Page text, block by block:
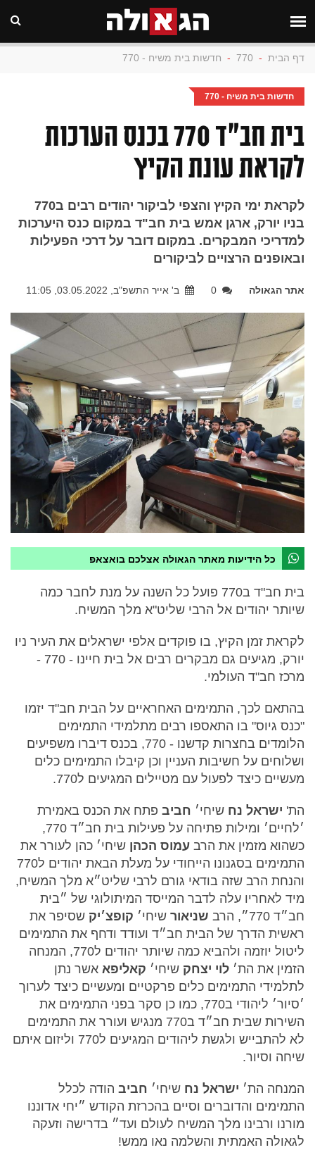
דף הבית -
770
- חדשות בית משיח - 770
חדשות בית משיח - 770
בית חב"ד 770 בכנס הערכות
לקראת עונת הקיץ
לקראת ימי הקיץ והצפי לביקור יהודים רבים ב770
בניו יורק, ארגן אמש בית חב"ד במקום כנס היערכות
למדריכי המבקרים. במקום דובר על דרכי הפעילות
ובאופנים הרצויים לביקורים
אתר הגאולה 0 ב' אייר התשפ"ב, 03.05.2022, 11:05
כל הידיעות מאתר הגאולה אצלכם בואצאפ
בית חב"ד ב770 פועל כל השנה על מנת לחבר כמה
שיותר יהודים אל הרבי שליט"א מלך המשיח.
לקראת זמן הקיץ, בו פוקדים אלפי ישראלים את העיר ניו
יורק, מגיעים גם מבקרים רבים אל בית חיינו - 770 -
מרכז חב"ד העולמי.
בהתאם לכך, התמימים האחראיים על הבית חב"ד יזמו
"כנס גיוס" בו התאספו רבים מתלמידי התמימים
הלומדים בחצרות קדשנו - 770, בכנס דיברו משפיעים
ושלוחים על חשיבות העניין וכן קיבלו התמימים כלים
מעשיים כיצד לפעול עם מטיילים המגיעים ל770.
הת' ישראל נח שיחי׳ חביב פתח את הכנס באמירת
׳לחיים׳ ומילות פתיחה על פעילות בית חב״ד 770,
כשהוא מזמין את הרב עמוס הכהן שיחי׳ כהן לעורר את
התמימים בסגנונו הייחודי על מעלת הבאת יהודים ל770
והנחת הרב שזה בודאי גורם לרבי שליט״א מלך המשיח,
מיד לאחריו עלה לדבר המייסד המיתולוגי של ״בית
חב״ד 770״, הרב
שניאור שיחי׳ קופצ׳יק שסיפר את
ראשית הדרך של הבית חב״ד ועודד ודחף את התמימים
ליטול יוזמה ולהביא כמה שיותר יהודים ל770, המנחה
הזמין את הת׳ לוי יצחק שיחי׳ קאליפא אשר נתן
לתלמידי התמימים כלים פרקטיים ומעשיים כיצד לערוך
׳סיור׳ ליהודי ב770, כמו כן סקר בפני התמימים את
השירות שבית חב״ד ב770 מנגיש ועורר את התמימים
לא להתבייש ולגשת ליהודים המגיעים ל770 וליזום איתם
שיחה וסיור.
המנחה הת׳ ישראל נח שיחי׳ חביב הודה לכלל
התמימים והדוברים וסיים בהכרזת הקודש ״יחי אדוננו
מורנו ורבינו מלך המשיח לעולם ועד״ בדרישה וזעקה
לגאולה האמתית והשלמה נאו ממש!